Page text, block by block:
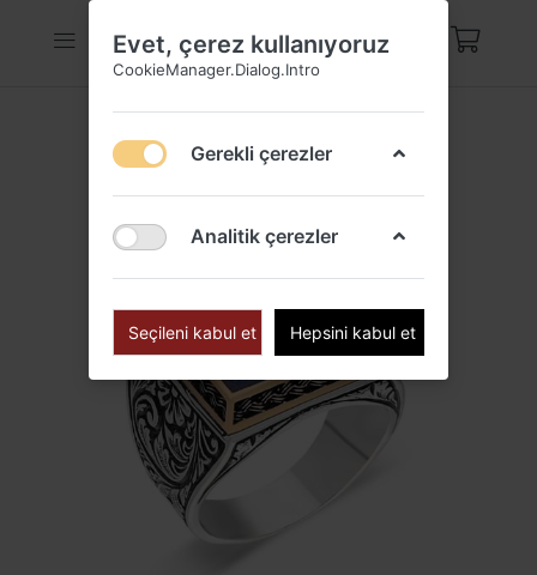
Evet, çerez kullanıyoruz
CookieManager.Dialog.Intro
Gerekli çerezler
Analitik çerezler
Seçileni kabul et Hepsini kabul et